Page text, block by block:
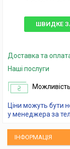
ШВИДКЕ
Доставка та
Наші послуги
Ціни можуть бути
у менеджера за
ІНФОРМАЦІЯ